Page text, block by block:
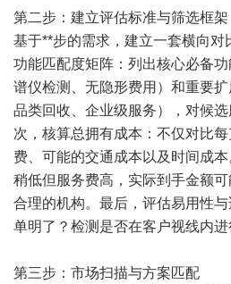
第二步：建立评估标准与筛选框架
基于**步的需求，建立一套横向对
功能匹配度矩阵：列出核心必备
谱仪检测、无隐形费用）和重要
品类回收、企业级服务），对候
次，核算总拥有成本：不仅对比
费、可能的交通成本以及时间成
稍低但服务费高，实际到手金额
合理的机构。最后，评估易用性
单明了？检测是否在客户视线内
第三步：市场扫描与方案匹配